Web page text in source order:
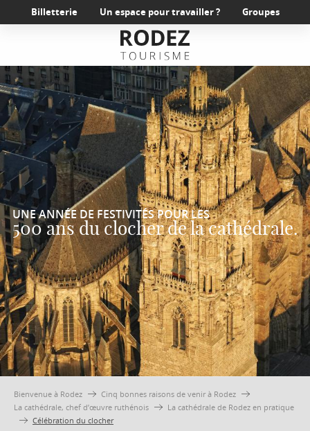
au
principal
Billetterie Un espace pour travailler ? Groupes
UNE ANNÉE DE FESTIVITÉS POUR LES
500 ans du clocher de la cathédrale.
Bienvenue à Rodez
Cinq bonnes raisons de venir à Rodez
La cathédrale, chef d’œuvre ruthénois
La cathédrale de Rodez en pratique
Célébration du clocher